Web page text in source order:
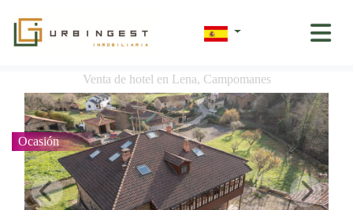
Venta de hotel en Lena, Campomanes
Ocasión